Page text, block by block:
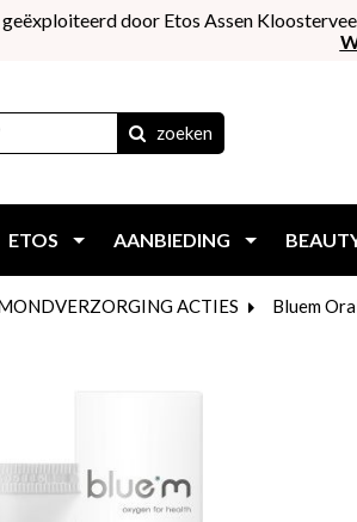
door Etos Assen
zoeken
ETOS AANBIEDING
ACTIES Bluem